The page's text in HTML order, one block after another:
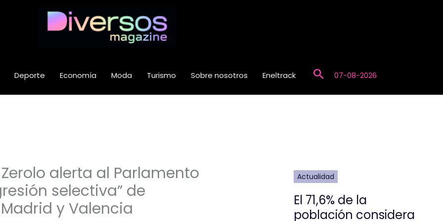
Deporte Economía Moda Turismo Sobre nosotros Eneltrack Buscar07-08-2026
alerta al Parlamento
selectiva” de
y Valencia
Actualidad
El 71,6% de la
población considera